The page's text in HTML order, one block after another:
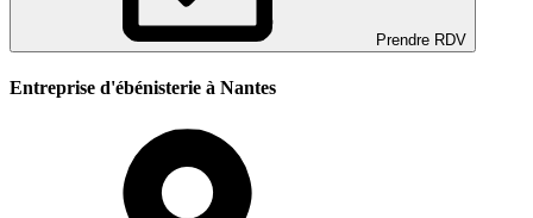
Prendre RDV
Entreprise d'ébénisterie à Nantes